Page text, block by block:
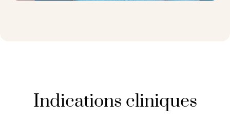
Indications cliniques